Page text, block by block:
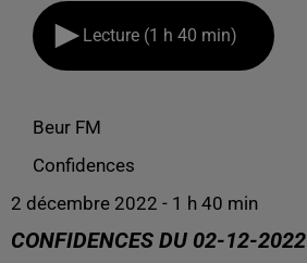
Lecture (1 h 40 min)
Beur FM
Confidences
2 décembre 2022 - 1 h 40 min
CONFIDENCES DU 02-12-2022